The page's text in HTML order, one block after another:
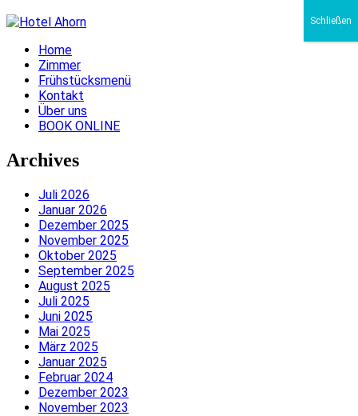
Home
Zimmer
Frühstücksmenü
Kontakt
Über uns
BOOK ONLINE
Archives
Juli 2026
Januar 2026
Dezember 2025
November 2025
Oktober 2025
September 2025
August 2025
Juli 2025
Juni 2025
Mai 2025
März 2025
Januar 2025
Februar 2024
Dezember 2023
November 2023
Schließen